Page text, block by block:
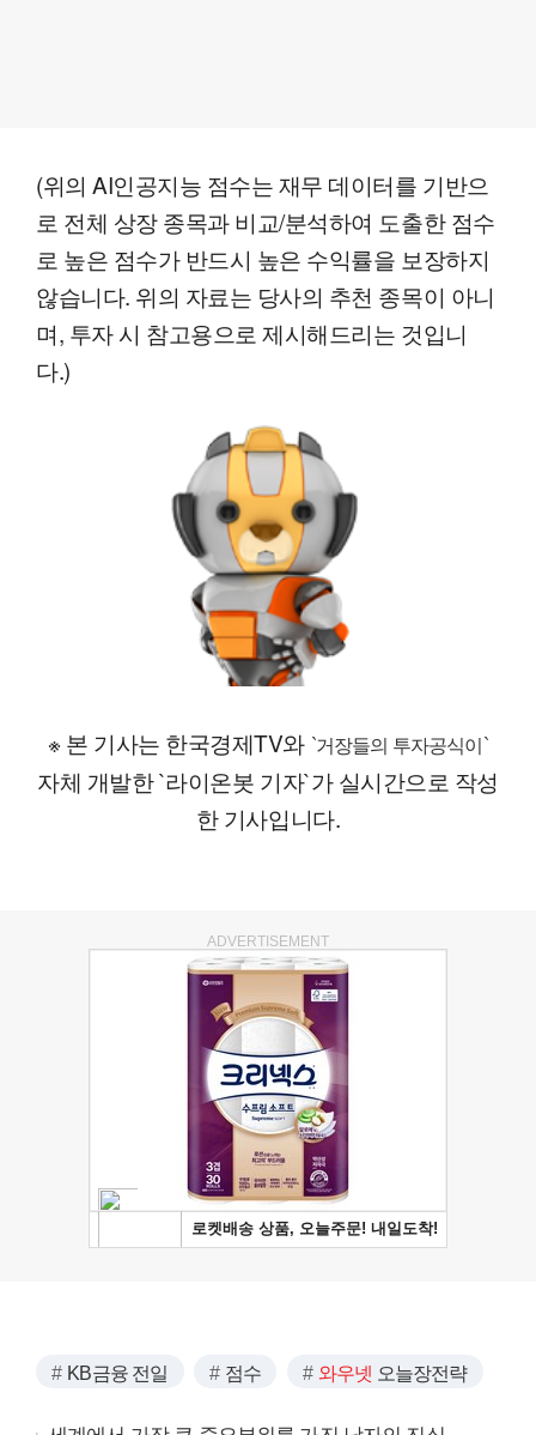
(위의 AI인공지능 점수는 재무 데이터를 기반으
로 전체 상장 종목과 비교/분석하여 도출한 점수
로 높은 점수가 반드시 높은 수익률을 보장하지
않습니다. 위의 자료는 당사의 추천 종목이 아니
며, 투자 시 참고용으로 제시해드리는 것입니
다.)
※ 본 기사는 한국경제TV와 `거장들의 투자공식이`
자체 개발한 `라이온봇 기자`가 실시간으로 작성
한 기사입니다.
ADVERTISEMENT
KB금융 전일 점수 와우넷 오늘장전략